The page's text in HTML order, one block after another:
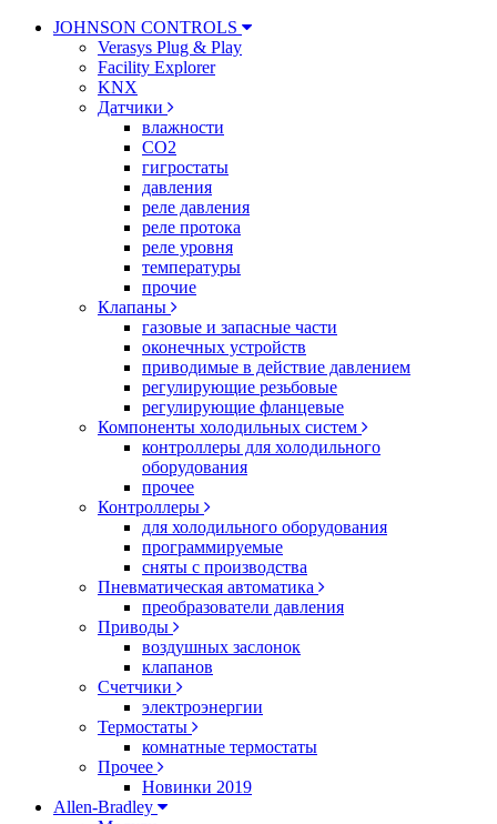
JOHNSON CONTROLS
Verasys Plug & Play
Facility Explorer
KNX
Датчики
влажности
CO2
гигростаты
давления
реле давления
реле протока
реле уровня
температуры
прочие
Клапаны
газовые и запасные части
оконечных устройств
приводимые в действие давлением
регулирующие резьбовые
регулирующие фланцевые
Компоненты холодильных систем
контроллеры для холодильного
оборудования
прочее
Контроллеры
для холодильного оборудования
программируемые
сняты с производства
Пневматическая автоматика
преобразователи давления
Приводы
воздушных заслонок
клапанов
Счетчики
электроэнергии
Термостаты
комнатные термостаты
Прочее
Новинки 2019
Allen-Bradley